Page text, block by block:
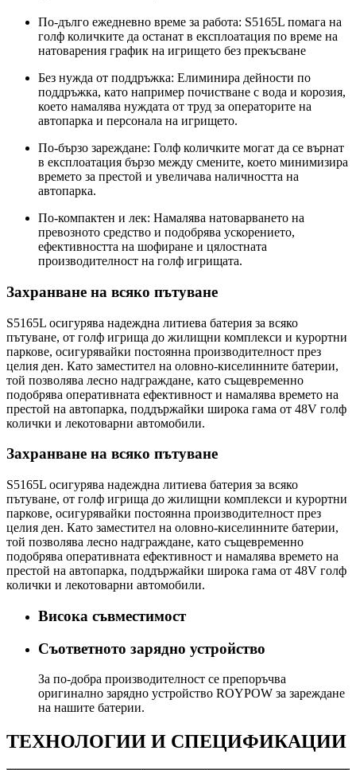
По-дълго ежедневно време за работа: S5165L помага на
голф количките да останат в експлоатация по време на
натоварения график на игрището без прекъсване
Без нужда от поддръжка: Елиминира дейности по
поддръжка, като например почистване с вода и корозия,
което намалява нуждата от труд за операторите на
автопарка и персонала на игрището.
По-бързо зареждане: Голф количките могат да се върнат
в експлоатация бързо между смените, което минимизира
времето за престой и увеличава наличността на
автопарка.
По-компактен и лек: Намалява натоварването на
превозното средство и подобрява ускорението,
ефективността на шофиране и цялостната
производителност на голф игрищата.
Захранване на всяко пътуване
S5165L осигурява надеждна литиева батерия за всяко
пътуване, от голф игрища до жилищни комплекси и курортни
паркове, осигурявайки постоянна производителност през
целия ден. Като заместител на оловно-киселинните батерии,
той позволява лесно надграждане, като същевременно
подобрява оперативната ефективност и намалява времето на
престой на автопарка, поддържайки широка гама от 48V голф
колички и лекотоварни автомобили.
Захранване на всяко пътуване
S5165L осигурява надеждна литиева батерия за всяко
пътуване, от голф игрища до жилищни комплекси и курортни
паркове, осигурявайки постоянна производителност през
целия ден. Като заместител на оловно-киселинните батерии,
той позволява лесно надграждане, като същевременно
подобрява оперативната ефективност и намалява времето на
престой на автопарка, поддържайки широка гама от 48V голф
колички и лекотоварни автомобили.
Висока съвместимост
Съответното зарядно устройство
За по-добра производителност се препоръчва
оригинално зарядно устройство ROYPOW за зареждане
на нашите батерии.
ТЕХНОЛОГИИ И СПЕЦИФИКАЦИИ